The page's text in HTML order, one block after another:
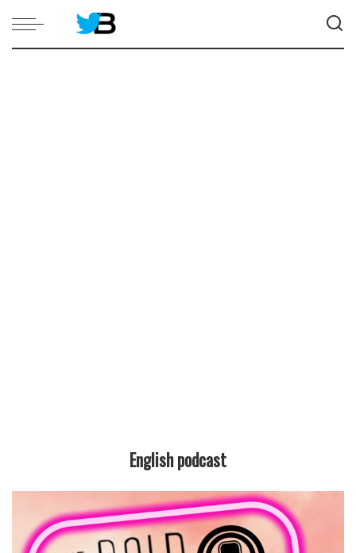
English podcast